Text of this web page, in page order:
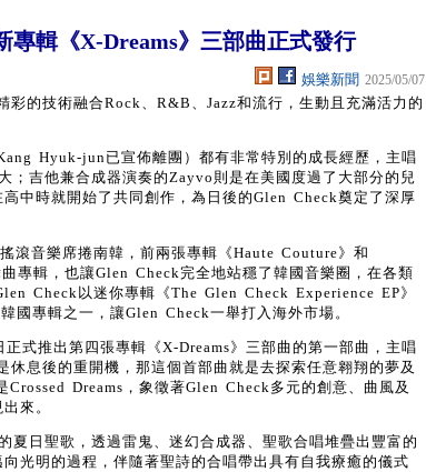
輯《X-Dreams》三部曲正式發行
娛樂新聞 2025/05/07
的技術融合Rock、R&B、Jazz和流行，生動且充滿活力的
Hyuk-jun已宣佈離團）都有非常特別的成長經歷，主唱
；吉他兼合成器演奏的Zayvo則是在美國度過了大部分的兒
中時就開始了共同創作，為日後的Glen Check奠定了深厚
滾音樂席捲南韓，前兩張專輯《Haute Couture》和
專輯，也讓Glen Check完全地站穩了韓國音樂圈，在各類
Check以迷你專輯《The Glen Check Experience EP》
專輯之一，讓Glen Check一舉打入海外市場。
式推出第四張專輯《X-Dreams》三部曲的第一部曲，主唱
息後的重開機，那這個首部曲就是去探索任意翱翔的夢及
Dreams，象徵著Glen Check多元的創意、曲風及
來。
日聖歌，透過雷鬼、迷幻合成器、聖歌合唱堆疊出豐富的
光明的過程，伴隨著聖詩的合唱帶出具有自我療癒的儀式